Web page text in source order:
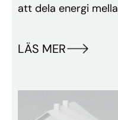
att dela energi
LÄS MER